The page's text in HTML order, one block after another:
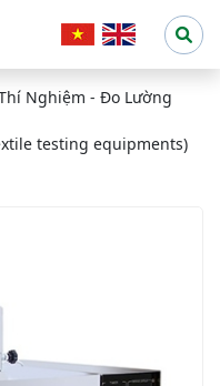
Nghiệm - Đo Lường
testing equipments)